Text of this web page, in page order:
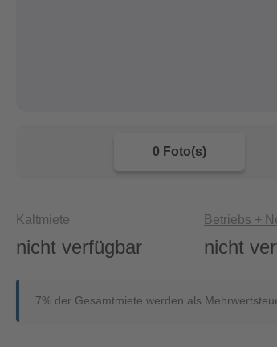
0 Foto(s)
Kaltmiete
nicht verfügbar
Betriebs +
nicht
7% der Gesamtmiete werden als